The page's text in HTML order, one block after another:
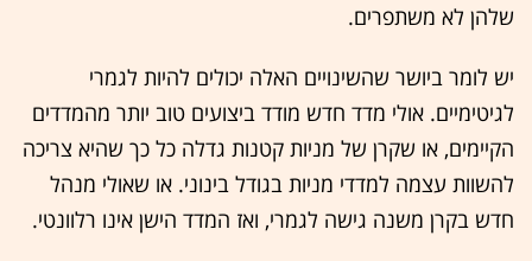
שלהן לא משתפרים.
יש לומר ביושר שהשינויים האלה יכולים להיות לגמרי
לגיטימיים. אולי מדד חדש מודד ביצועים טוב יותר מהמדדים
הקיימים, או שקרן של מניות קטנות גדלה כל כך שהיא צריכה
להשוות עצמה למדדי מניות בגודל בינוני. או שאולי מנהל
חדש בקרן משנה גישה לגמרי, ואז המדד הישן אינו רלוונטי.